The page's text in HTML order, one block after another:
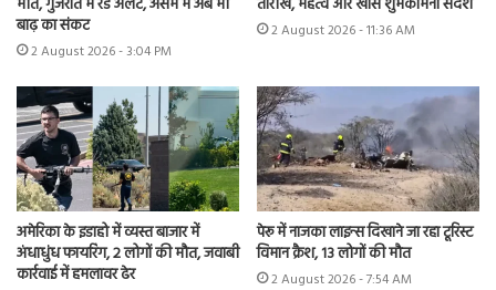
बाढ़ का संकट
2 August 2026 - 3:04 PM
2 August 2026 - 11:36 AM
अमेरिका के इडाहो में व्यस्त बाजार में
अंधाधुंध फायरिंग, 2 लोगों की मौत, जवाबी
कार्रवाई में हमलावर ढेर
पेरू में नाजका लाइन्स दिखाने जा रहा टूरिस्ट
विमान क्रैश, 13 लोगों की मौत
2 August 2026 - 7:54 AM